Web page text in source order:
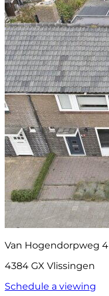
Van Hogendorpweg 4
4384 GX Vlissingen
Schedule a viewing